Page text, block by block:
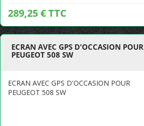
289,25 € TTC
ECRAN AVEC GPS D'OCCASION POUR
PEUGEOT 508 SW
ECRAN AVEC GPS D'OCCASION POUR
PEUGEOT 508 SW